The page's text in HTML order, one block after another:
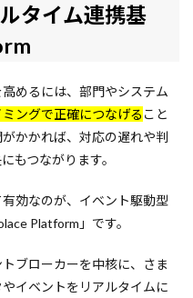
タイム連携基
めるには、部門やシステム
ングで正確につなげる こと
かかれば、対応の遅れや判
もつながります。
効なのが、イベント駆動型
Platform」です。
ブローカーを中核に、さま
イベントをリアルタイムに